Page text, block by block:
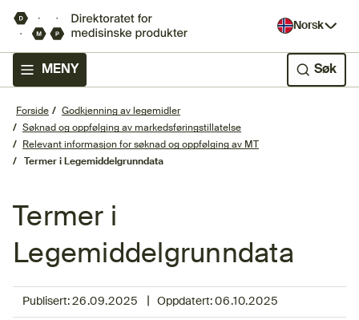
Norsk
MENY Søk
Forside
Godkjenning av legemidler
Søknad og oppfølging av markedsføringstillatelse
Relevant informasjon for søknad og oppfølging av MT
Termer i Legemiddelgrunndata
Termer i
Legemiddelgrunndata
Publisert: 26.09.2025 Oppdatert:06.10.2025